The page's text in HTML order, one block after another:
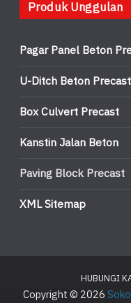
Produk Unggulan
Pagar Panel Beton
U-Ditch Beton Precast
Box Culvert Precast
Kanstin Jalan Beton
Paving Block Precast
XML Sitemap
HUBUNGI
Copyright © 2026